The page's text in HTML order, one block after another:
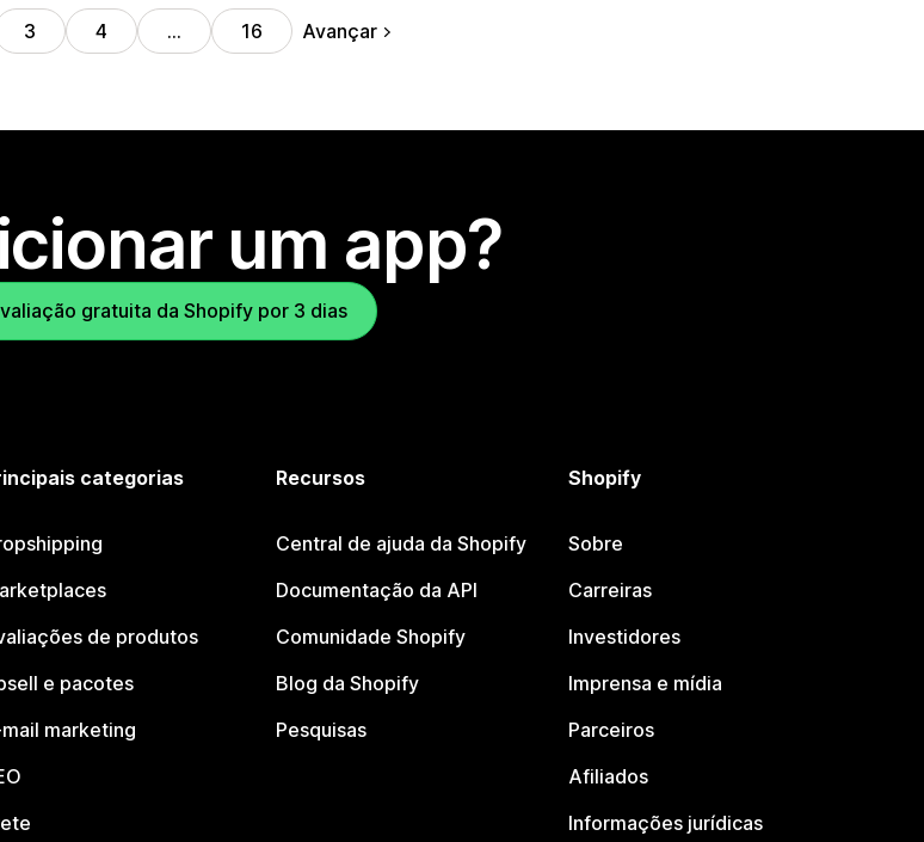
3 4 … 16 Avançar
um app?
gratuita da Shopify por 3 dias
categorias
de produtos
e pacotes
marketing
Recursos
Central de ajuda da Shopify
Documentação da API
Comunidade Shopify
Blog da Shopify
Pesquisas
Shopify
Sobre
Carreiras
Investidores
Imprensa e mídia
Parceiros
Afiliados
Informações jurídicas